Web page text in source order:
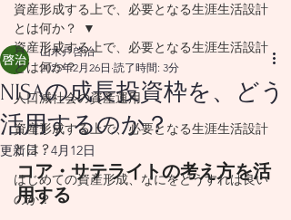
株式市場の恩恵を家
計に生かすライフス
タイルの始まりで
す。
思い描く暮らし方
を実現するために
は、それに合わせた
資産形成する上で、必要となる生涯生活設計
とは何か？
人口減社会の資産運用
資産形成する上で、必要となる生涯生活設計
とは？
はじめての資産形成、なにをどうすれば良い
のか？
資産形成する上で、必要となる生涯生活設計
とは何か？
NISAの成長投資枠を、どう
活用するのか？
山木戸啓治
2025年2月26日 読了時間: 3分
更新日：4月12日
コア・サテライトの考え方を活
用する